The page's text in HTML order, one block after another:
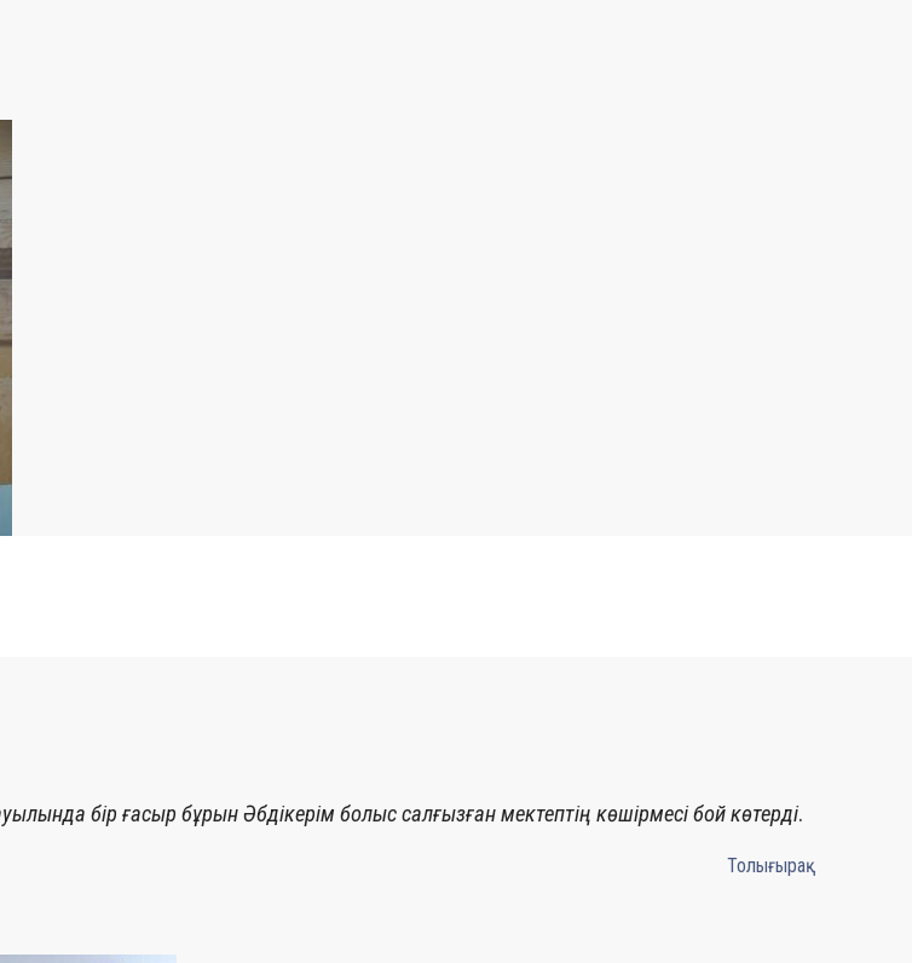
бір ғасыр бұрын Әбдікерім болыс салғызған мектептің көшірмесі бой көтерді.
Толығырақ